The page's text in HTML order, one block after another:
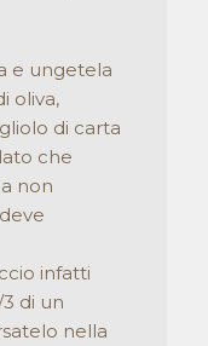
e ungetela
oliva,
di carta
che
non
infatti
di un
nella